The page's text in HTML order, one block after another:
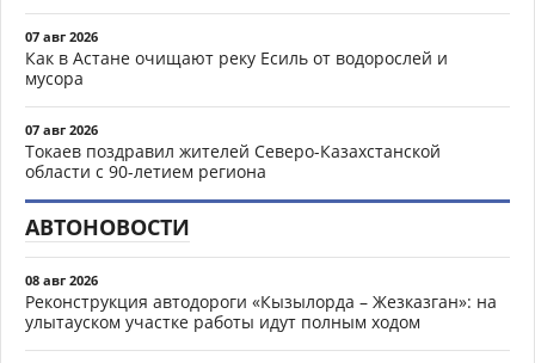
07 авг 2026
Как в Астане очищают реку Есиль от водорослей и
мусора
07 авг 2026
Токаев поздравил жителей Северо-Казахстанской
области с 90-летием региона
АВТОНОВОСТИ
08 авг 2026
Реконструкция автодороги «Кызылорда – Жезказган»: на
улытауском участке работы идут полным ходом